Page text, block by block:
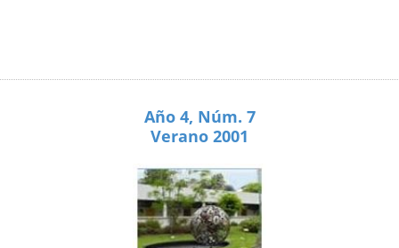
Año 4, Núm. 7
Verano 2001